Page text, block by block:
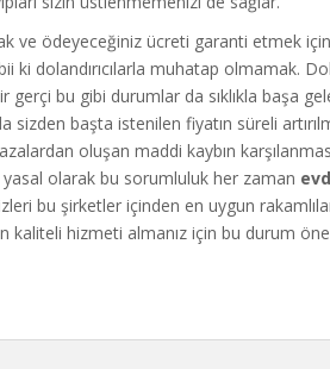
ve ödeyeceğiniz ücreti garanti etmek
dolandırıcılarla muhatap olmamak.
gerçi bu gibi durumlar da sıklıkla başa
sizden başta istenilen fiyatın süreli
oluşan maddi kaybın
yasal olarak bu sorumluluk her zaman
bu şirketler içinden en uygun
kaliteli hizmeti almanız için bu durum